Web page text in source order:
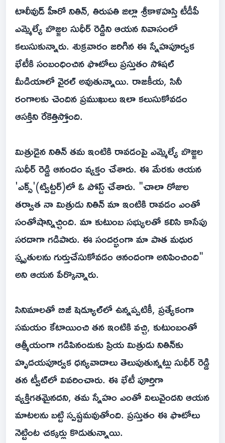
టాలీవుడ్ హీరో నితిన్, తిరుపతి జిల్లా శ్రీకాళహస్తి టీడీపీ
ఎమ్మెల్యే బొజ్జల సుధీర్ రెడ్డిని ఆయన నివాసంలో
కలుసుకున్నారు. శుక్రవారం జరిగిన ఈ స్నేహపూర్వక
భేటీకి సంబంధించిన ఫొటోలు ప్రస్తుతం సోషల్
మీడియాలో వైరల్ అవుతున్నాయి. రాజకీయ, సినీ
రంగాలకు చెందిన ప్రముఖులు ఇలా కలుసుకోవడం
ఆసక్తిని రేకెత్తిస్తోంది.
మిత్రుడైన నితిన్ తమ ఇంటికి రావడంపై ఎమ్మెల్యే బొజ్జల
సుధీర్ రెడ్డి ఆనందం వ్యక్తం చేశారు. ఈ మేరకు ఆయన
'ఎక్స్‌'(ట్విట్టర్‌)లో ఓ పోస్ట్ చేశారు. "చాలా రోజుల
తర్వాత నా మిత్రుడు నితిన్ మా ఇంటికి రావడం ఎంతో
సంతోషాన్నిచ్చింది. మా కుటుంబ సభ్యులతో కలిసి కాసేపు
సరదాగా గడిపారు. ఈ సందర్భంగా మా పాత మధుర
స్మృతులను గుర్తుచేసుకోవడం ఆనందంగా అనిపించింది"
అని ఆయన పేర్కొన్నారు.
సినిమాలతో బిజీ షెడ్యూల్‌లో ఉన్నప్పటికీ, ప్రత్యేకంగా
సమయం కేటాయించి తన ఇంటికి వచ్చి, కుటుంబంతో
ఆత్మీయంగా గడిపినందుకు ప్రియ మిత్రుడు నితిన్‌కు
హృదయపూర్వక ధన్యవాదాలు తెలుపుతున్నట్లు సుధీర్ రెడ్డి
తన ట్వీట్‌లో వివరించారు. ఈ భేటీ పూర్తిగా
వ్యక్తిగతమైనదని, తమ స్నేహం ఎంతో విలువైందని ఆయన
మాటలను బట్టి స్పష్టమవుతోంది. ప్రస్తుతం ఈ ఫొటోలు
నెట్టింట‌ చక్కర్లు కొడుతున్నాయి.